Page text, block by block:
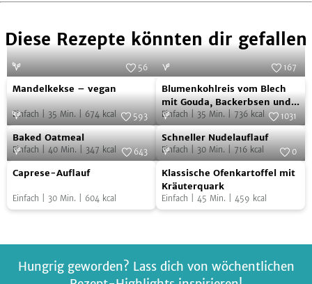
Diese Rezepte könnten dir gefallen
Mandelkekse
–
vegan
56
Mandelkekse – vegan
Einfach 35 Min. 674 kcal
Blumenkohlreis
vom
Blech
mit
Gouda,
Backerbsen
und
Ei
SevenCooks
167
Blumenkohlreis vom Blech
mit Gouda, Backerbsen und
Ei
Einfach 35 Min. 736 kcal
Baked
Oatmeal
SevenCooks
593
Baked Oatmeal
Einfach 40 Min. 347 kcal
Schneller
Nudelauflauf
Foto: SevenCooks
1031
Schneller Nudelauflauf
Einfach 30 Min. 716 kcal
Caprese-
Foto:
643
Caprese-Auflauf
Einfach 30 Min. 604 kcal
Klassische
Ofenkartoffel
mit
SevenCooks
0
Klassische Ofenkartoffel mit
Kräuterquark
Einfach 45 Min. 459 kcal
Hungrig geworden? Lass dich von wöchentlichen